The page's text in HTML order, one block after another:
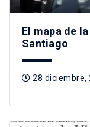
El mapa de
Santiago
28 diciembre,